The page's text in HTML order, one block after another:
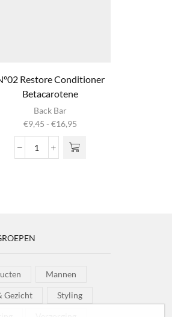
Restore Conditioner
Betacarotene
Back Bar
€9,45 - €16,95
tot
Nº02
heeft
meerdere
optie kan
Mannen
Gezicht Styling